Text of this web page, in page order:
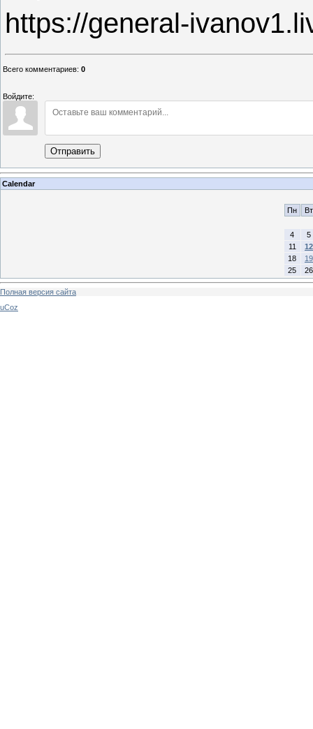
https://general-
Всего комментариев: 0
Войдите:
Отправить
Calendar
Пн Вт
4
5
11
12
18
19
25
26
Полная версия сайта
uCoz